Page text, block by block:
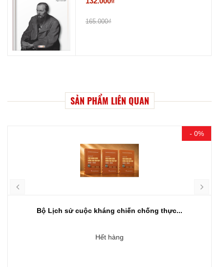
165.000₫
SẢN PHẨM LIÊN QUAN
- 0%
Bộ Lịch sử cuộc kháng chiến chống thực...
Hết hàng